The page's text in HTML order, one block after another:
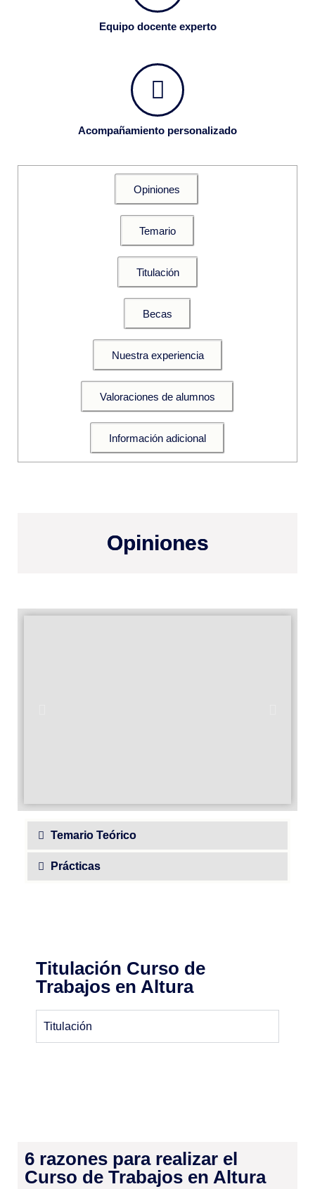
Equipo docente experto
Acompañamiento personalizado
Opiniones
Temario
Titulación
Becas
Nuestra experiencia
Valoraciones de alumnos
Información adicional
Opiniones
Temario Teórico
Prácticas
Titulación Curso de
Trabajos en Altura
Titulación
6 razones para realizar el
Curso de Trabajos en Altura